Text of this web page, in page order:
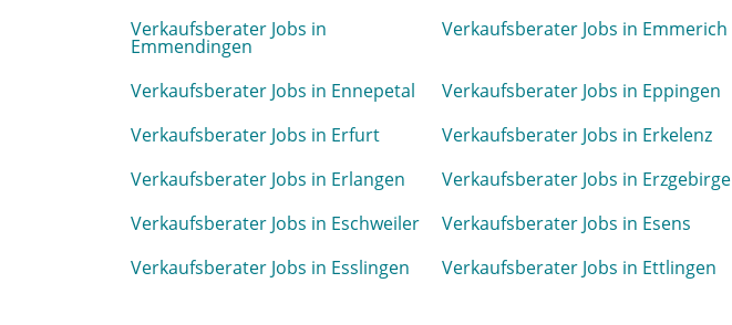
Verkaufsberater Jobs in
Emmendingen
Verkaufsberater Jobs in Emmerich
Verkaufsberater Jobs in Ennepetal Verkaufsberater Jobs in Eppingen
Verkaufsberater Jobs in Erfurt
Verkaufsberater Jobs in Erkelenz
Verkaufsberater Jobs in Erlangen
Verkaufsberater Jobs in Erzgebirge
Verkaufsberater Jobs in Eschweiler
Verkaufsberater Jobs in Esens
Verkaufsberater Jobs in Esslingen
Verkaufsberater Jobs in Ettlingen